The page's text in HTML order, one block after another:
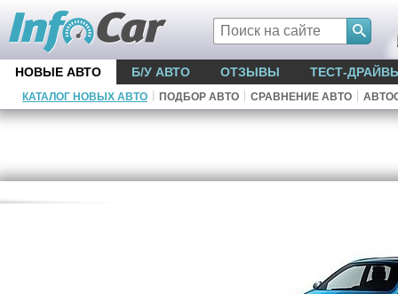
НОВЫЕ АВТО Б/У АВТО ОТЗЫВЫ ТЕСТ-
КАТАЛОГ НОВЫХ АВТО ПОДБОР АВТО СРАВНЕНИЕ АВТО